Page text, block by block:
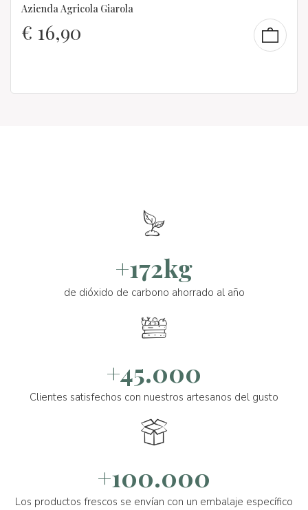
Azienda Agricola Giarola
€ 16,90
+172kg
de dióxido de carbono ahorrado al año
+45.000
Clientes satisfechos con nuestros artesanos del gusto
+100.000
Los productos frescos se envían con un embalaje específico